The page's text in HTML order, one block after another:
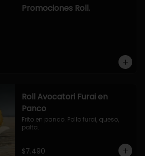
OPCION2:
- salmon, queso, palta, envuelto en
Promociones Roll.
Roll Avocatori Furai en
Panco
Frito en panco. Pollo furai, queso,
palta.
$7.490